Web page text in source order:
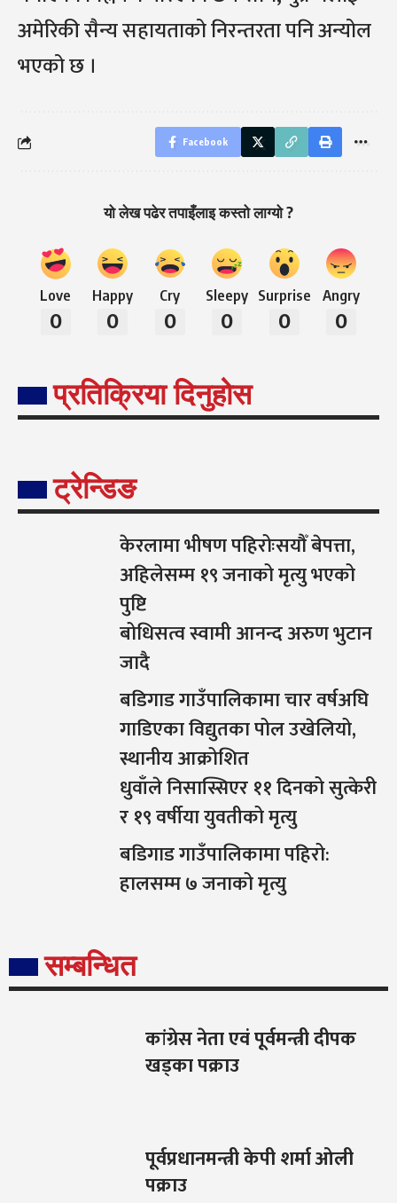
अमेरिकी सैन्य सहायताको निरन्तरता पनि अन्योल
भएको छ ।
Facebook
यो लेख पढेर तपाइँलाइ कस्तो लाग्यो ?
Love
0
Happy
0
Cry
0
Sleepy
0
Surprise
0
Angry
0
प्रतिक्रिया दिनुहोस
ट्रेन्डिङ
केरलामा भीषण पहिरोःसयौँ बेपत्ता,
अहिलेसम्म १९ जनाको मृत्यु भएको
पुष्टि
बोधिसत्व स्वामी आनन्द अरुण भुटान
जादै
बडिगाड गाउँपालिकामा चार वर्षअघि
गाडिएका विद्युतका पोल उखेलियो,
स्थानीय आक्रोशित
धुवाँले निसास्सिएर ११ दिनको सुत्केरी
र १९ वर्षीया युवतीको मृत्यु
बडिगाड गाउँपालिकामा पहिरो:
हालसम्म ७ जनाको मृत्यु
सम्बन्धित
कांग्रेस नेता एवं पूर्वमन्त्री दीपक
खड्का पक्राउ
पूर्वप्रधानमन्त्री केपी शर्मा ओली
पक्राउ